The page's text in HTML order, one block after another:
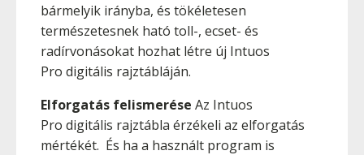
bármelyik irányba, és tökéletesen
természetesnek ható toll-, ecset- és
radírvonásokat hozhat létre új Intuos
Pro digitális rajztábláján.
Elforgatás felismerése Az Intuos
Pro digitális rajztábla érzékeli az elforgatás
mértékét. És ha a használt program is